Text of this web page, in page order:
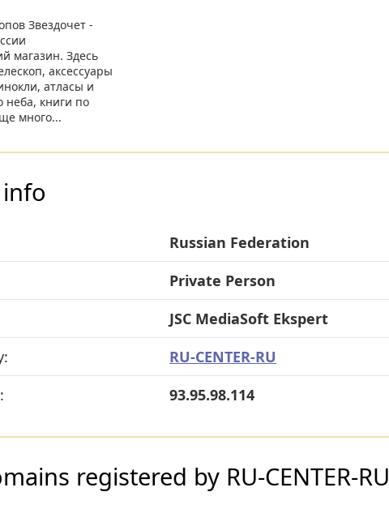
Звездочет -
магазин. Здесь
аксессуары
атласы и
неба, книги по
много...
Russian Federation
Private Person
JSC MediaSoft Ekspert
RU-CENTER-RU
93.95.98.114
registered by RU-CENTER-RU